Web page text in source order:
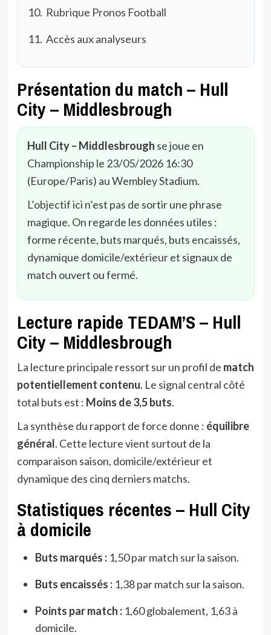
Rubrique Pronos Football
Accès aux analyseurs
Présentation du match – Hull
City – Middlesbrough
Hull City – Middlesbrough se joue en
Championship le 23/05/2026 16:30
(Europe/Paris) au Wembley Stadium.
L’objectif ici n’est pas de sortir une phrase
magique. On regarde les données utiles :
forme récente, buts marqués, buts encaissés,
dynamique domicile/extérieur et signaux de
match ouvert ou fermé.
Lecture rapide TEDAM’S – Hull
City – Middlesbrough
La lecture principale ressort sur un profil de match
potentiellement contenu. Le signal central côté
total buts est : Moins de 3,5 buts.
La synthèse du rapport de force donne : équilibre
général. Cette lecture vient surtout de la
comparaison saison, domicile/extérieur et
dynamique des cinq derniers matchs.
Statistiques récentes – Hull City
à domicile
Buts marqués :1,50 par match sur la saison.
Buts encaissés :1,38 par match sur la saison.
Points par match :1,60 globalement, 1,63 à
domicile.